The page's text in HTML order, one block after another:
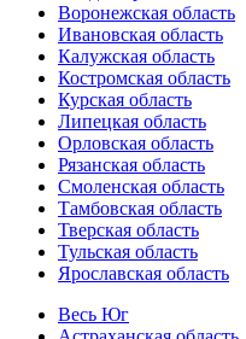
Воронежская область
Ивановская область
Калужская область
Костромская область
Курская область
Липецкая область
Орловская область
Рязанская область
Смоленская область
Тамбовская область
Тверская область
Тульская область
Ярославская область
Весь Юг